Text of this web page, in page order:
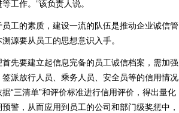
工作。”该负责人说。
的素质，建设一流的队伍是推动企业诚信管
源要从员工的思想意识入手。
要建立起信息完备的员工诚信档案，需加强
派放行人员、乘务人员、安全员等的信用情况
“三清单”和评价标准进行信用评价，得出量化
警，从而应用到员工的公司和部门级奖惩中，